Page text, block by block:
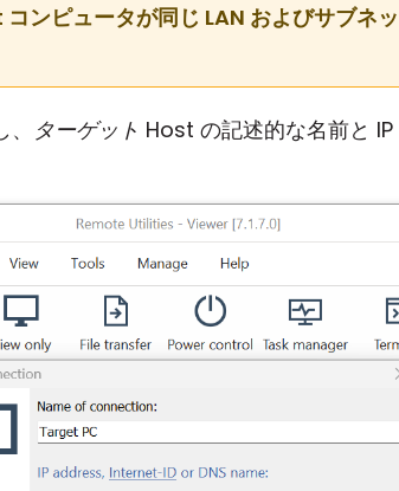
ンピュータが同じ LAN およびサブネ
ターゲット Host の記述的な名前と